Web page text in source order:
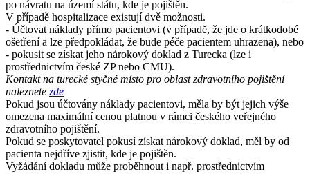
po návratu na území státu, kde je pojištěn.
V případě hospitalizace existují dvě možnosti.
- Účtovat náklady přímo pacientovi (v případě, že jde o krátkodobé
ošetření a lze předpokládat, že bude péče pacientem uhrazena), nebo
- pokusit se získat jeho nárokový doklad z Turecka (lze i
prostřednictvím české ZP nebo CMU).
Kontakt na turecké styčné místo pro oblast zdravotního pojištění
naleznete zde
Pokud jsou účtovány náklady pacientovi, měla by být jejich výše
omezena maximální cenou platnou v rámci českého veřejného
zdravotního pojištění.
Pokud se poskytovatel pokusí získat nárokový doklad, měl by od
pacienta nejdříve zjistit, kde je pojištěn.
Vyžádání dokladu může proběhnout i např. prostřednictvím